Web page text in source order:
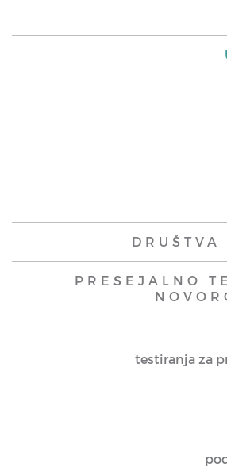
DRUŠTVA
PRESEJALNO
testiranja za